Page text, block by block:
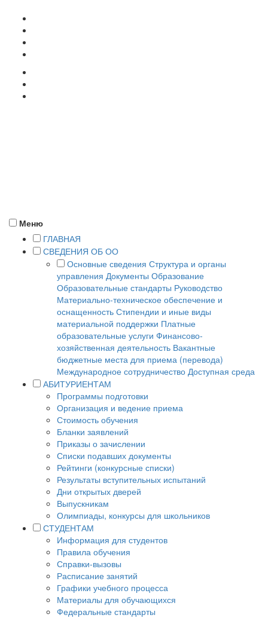
Меню
ГЛАВНАЯ
СВЕДЕНИЯ ОБ ОО
Основные сведения Структура и органы
управления Документы Образование
Образовательные стандарты Руководство
Материально-техническое обеспечение и
оснащенность Стипендии и иные виды
материальной поддержки Платные
образовательные услуги Финансово-
хозяйственная деятельность Вакантные
бюджетные места для приема (перевода)
Международное сотрудничество Доступная среда
АБИТУРИЕНТАМ
Программы подготовки
Организация и ведение приема
Стоимость обучения
Бланки заявлений
Приказы о зачислении
Списки подавших документы
Рейтинги (конкурсные списки)
Результаты вступительных испытаний
Дни открытых дверей
Выпускникам
Олимпиады, конкурсы для школьников
СТУДЕНТАМ
Информация для студентов
Правила обучения
Справки-вызовы
Расписание занятий
Графики учебного процесса
Материалы для обучающихся
Федеральные стандарты